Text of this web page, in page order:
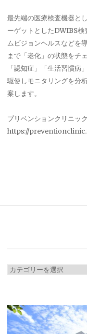
最先端の医療検査機器と
ーゲットとしたDWIBS検
ムビジョンヘルスなどを
まで「老化」の状態をチ
「認知症」「生活習慣病
駆使しモニタリングを分
案します。
プリベンションクリニック
https://
カ
リ
ー